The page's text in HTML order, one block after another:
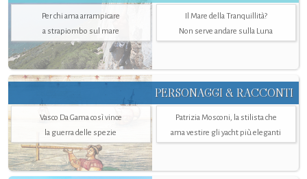
Per chi ama arrampicare
a strapiombo sul mare
Il Mare della Tranquillità?
Non serve andare sulla Luna
PERSONAGGI & RACCONTI
Vasco Da Gama così vince
la guerra delle spezie
Patrizia Mosconi, la stilista che
ama vestire gli yacht più eleganti